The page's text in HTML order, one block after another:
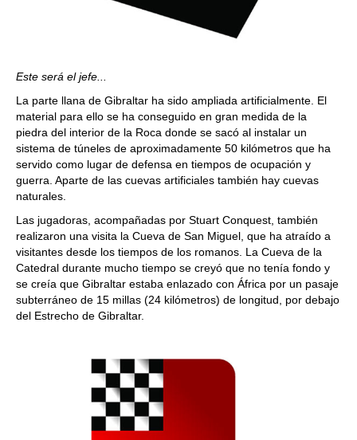
Este será el jefe...
La parte llana de Gibraltar ha sido ampliada artificialmente. El
material para ello se ha conseguido en gran medida de la
piedra del interior de la Roca donde se sacó al instalar un
sistema de túneles de aproximadamente 50 kilómetros que ha
servido como lugar de defensa en tiempos de ocupación y
guerra. Aparte de las cuevas artificiales también hay cuevas
naturales.
Las jugadoras, acompañadas por Stuart Conquest, también
realizaron una visita la Cueva de San Miguel, que ha atraído a
visitantes desde los tiempos de los romanos. La Cueva de la
Catedral durante mucho tiempo se creyó que no tenía fondo y
se creía que Gibraltar estaba enlazado con África por un pasaje
subterráneo de 15 millas (24 kilómetros) de longitud, por debajo
del Estrecho de Gibraltar.